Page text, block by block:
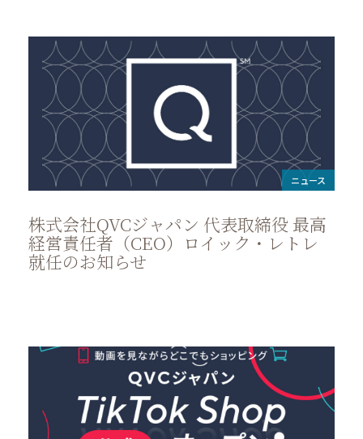
ニュース
株式会社QVCジャパン 代表取締役 最高
経営責任者（CEO）ロイック・レトレ
就任のお知らせ